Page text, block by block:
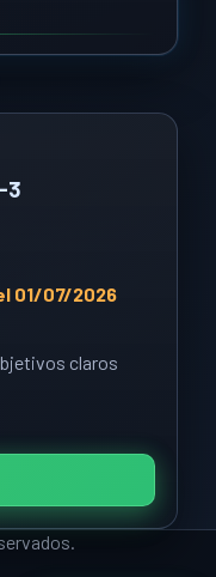
3
01/07/2026
claros